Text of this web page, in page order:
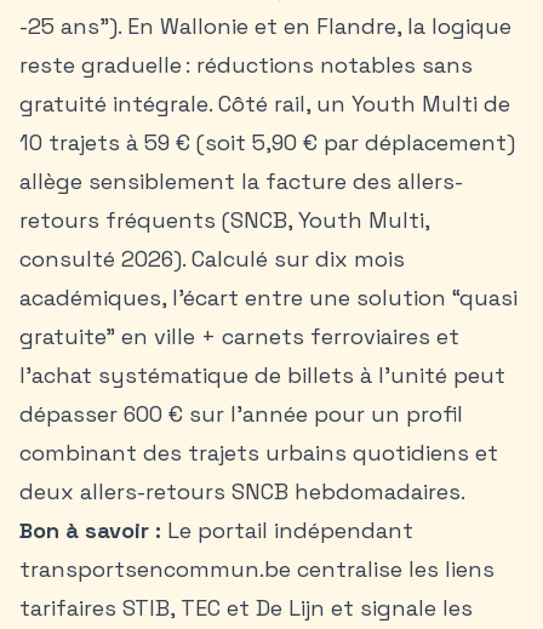
-25 ans”). En Wallonie et en Flandre, la logique
reste graduelle : réductions notables sans
gratuité intégrale. Côté rail, un Youth Multi de
10 trajets à 59 € (soit 5,90 € par déplacement)
allège sensiblement la facture des allers-
retours fréquents (SNCB, Youth Multi,
consulté 2026). Calculé sur dix mois
académiques, l’écart entre une solution “quasi
gratuite” en ville + carnets ferroviaires et
l’achat systématique de billets à l’unité peut
dépasser 600 € sur l’année pour un profil
combinant des trajets urbains quotidiens et
deux allers-retours SNCB hebdomadaires.
Bon à savoir : Le portail indépendant
transportsencommun.be centralise les liens
tarifaires STIB, TEC et De Lijn et signale les